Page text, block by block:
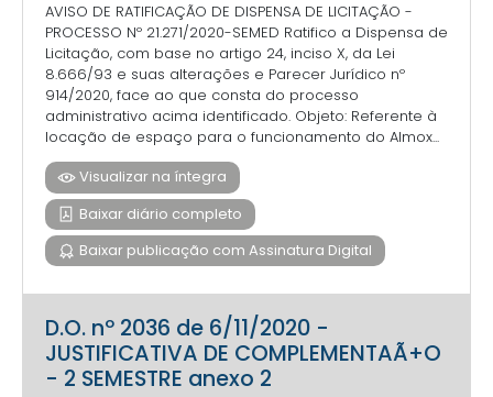
AVISO DE RATIFICAÇÃO DE DISPENSA DE LICITAÇÃO -
PROCESSO Nº 21.271/2020-SEMED Ratifico a Dispensa de
Licitação, com base no artigo 24, inciso X, da Lei
8.666/93 e suas alterações e Parecer Jurídico nº
914/2020, face ao que consta do processo
administrativo acima identificado. Objeto: Referente à
locação de espaço para o funcionamento do Almox...
Visualizar na íntegra
Baixar diário completo
Baixar publicação com Assinatura Digital
D.O. nº 2036 de 6/11/2020 -
JUSTIFICATIVA DE COMPLEMENTAÃ+O
- 2 SEMESTRE anexo 2